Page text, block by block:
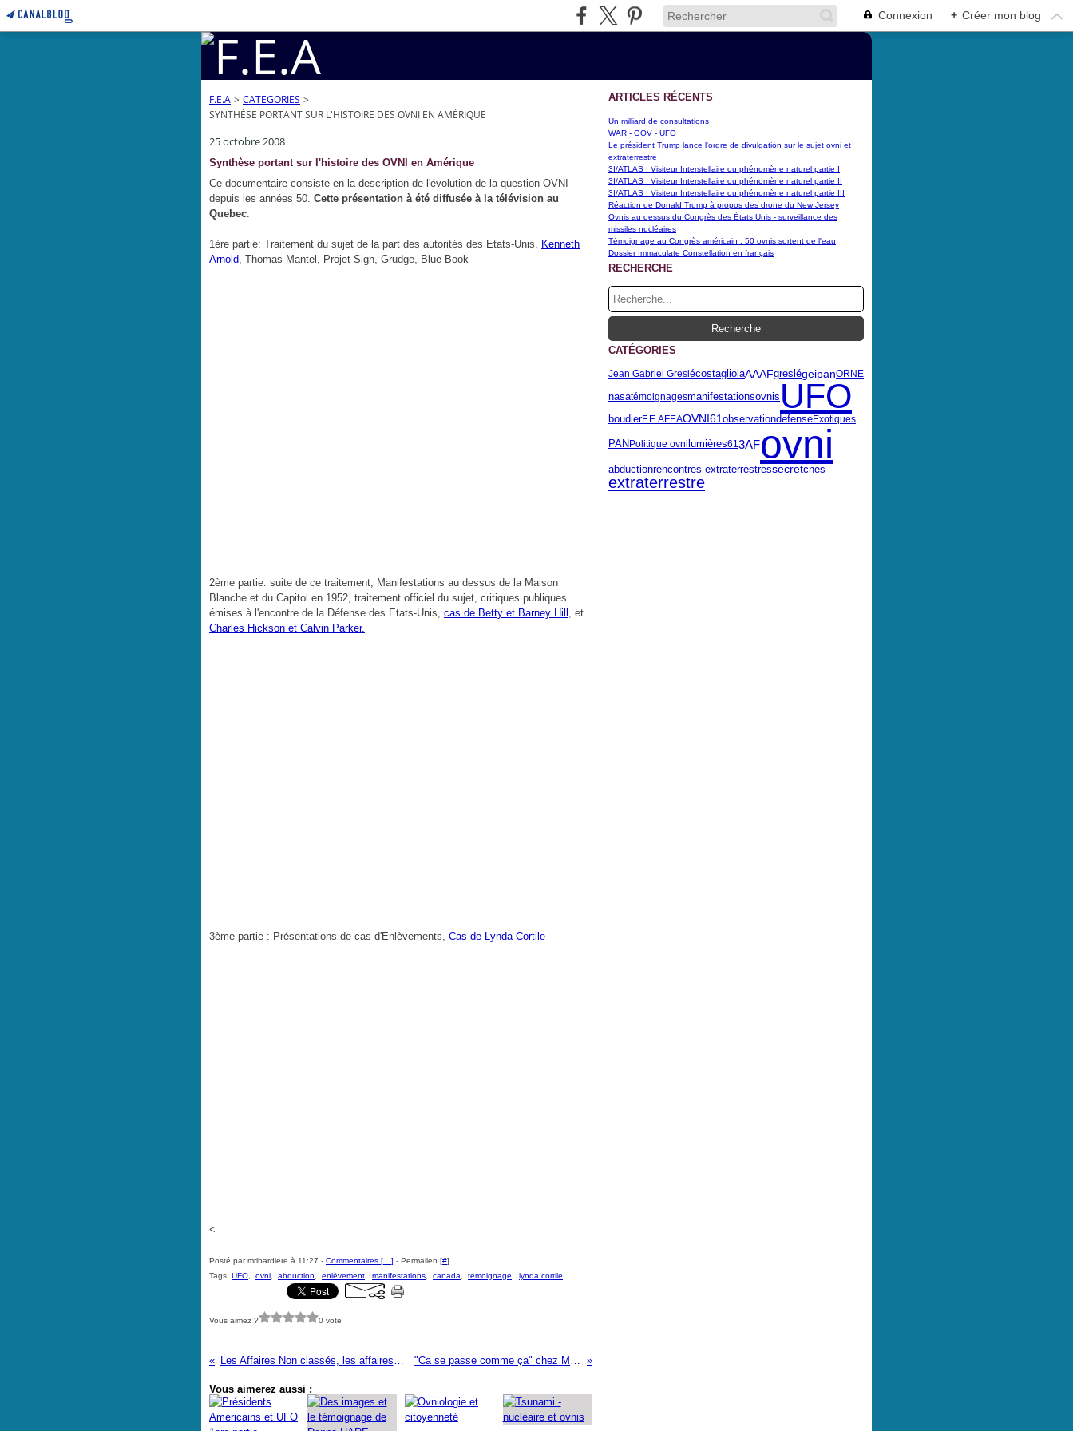
Connexion + Créer mon blog
F.E.A > CATEGORIES >
SYNTHÈSE PORTANT SUR L'HISTOIRE DES OVNI EN AMÉRIQUE
25 octobre 2008
Synthèse portant sur l'histoire des OVNI en Amérique
Ce documentaire consiste en la description de l'évolution de la question OVNI
depuis les années 50. Cette présentation à été diffusée à la télévision au
Quebec.
1ère partie: Traitement du sujet de la part des autorités des Etats-Unis. Kenneth
Arnold, Thomas Mantel, Projet Sign, Grudge, Blue Book
2ème partie: suite de ce traitement, Manifestations au dessus de la Maison
Blanche et du Capitol en 1952, traitement officiel du sujet, critiques publiques
émises à l'encontre de la Défense des Etats-Unis, cas de Betty et Barney Hill , et
Charles Hickson et Calvin Parker.
3ème partie : Présentations de cas d'Enlèvements, Cas de Lynda Cortile
<
Posté par mribardiere à 11:27 - Commentaires [ ] - Permalien [#]
Tags: UFO ovni abduction enlèvement manifestations canada temoignage lynda cortile
Vous aimez ? 0 vote
Les Affaires Non classés, les affaires déclassifiées "Ca se passe comme ça" chez MAC DONALD
Vous aimerez aussi :
ARTICLES RÉCENTS
Un milliard de consultations
WAR - GOV - UFO
Le président Trump lance l'ordre de divulgation sur le sujet ovni et
extraterrestre
3I/ATLAS : Visiteur Interstellaire ou phénomène naturel partie I
3I/ATLAS : Visiteur Interstellaire ou phénomène naturel partie II
3I/ATLAS : Visiteur Interstellaire ou phénomène naturel partie III
Réaction de Donald Trump à propos des drone du New Jersey
Ovnis au dessus du Congrès des États Unis - surveillance des
missiles nucléaires
Témoignage au Congrès américain : 50 ovnis sortent de l'eau
Dossier Immaculate Constellation en français
RECHERCHE
CATÉGORIES
Jean Gabriel GreslécostagliolaAAAFgreslégeipanORNE
nasatémoignagesmanifestationsovnis UFO
boudierF.E.AFEAOVNI61 observationdefenseExotiques
PAN Politique ovni lumières613AFovni
abductionrencontres extraterrestressecretcnes
extraterrestre